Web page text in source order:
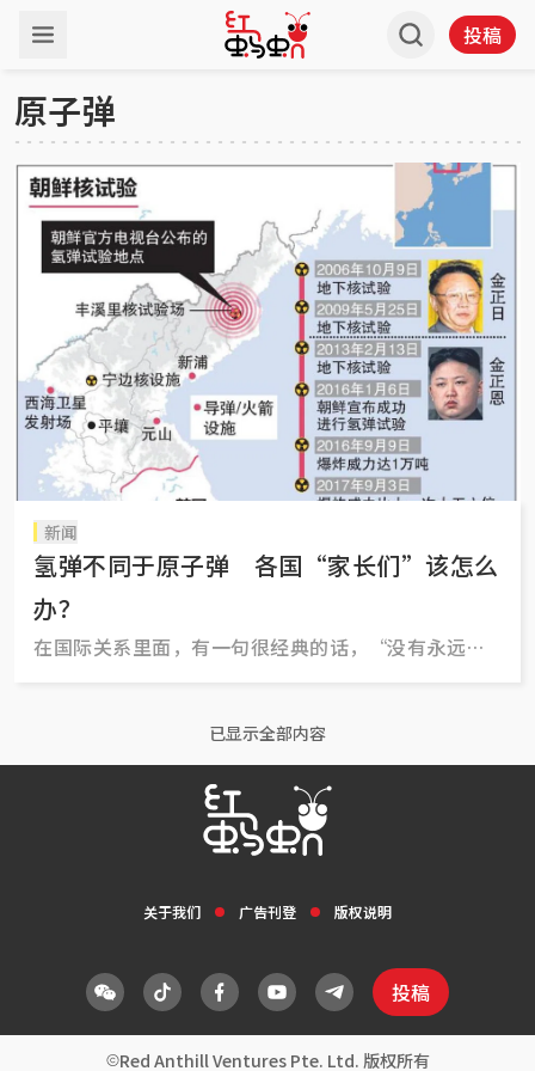
投稿
原子弹
新闻
氢弹不同于原子弹 各国“家长们”该怎么
办？
在国际关系里面，有一句很经典的话，“没有永远的
已显示全部内容
关于我们 广告刊登 版权说明
投稿
Red Anthill Ventures Pte. Ltd. 版权所有